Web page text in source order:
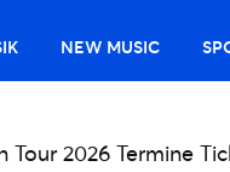
NEW MUSIC